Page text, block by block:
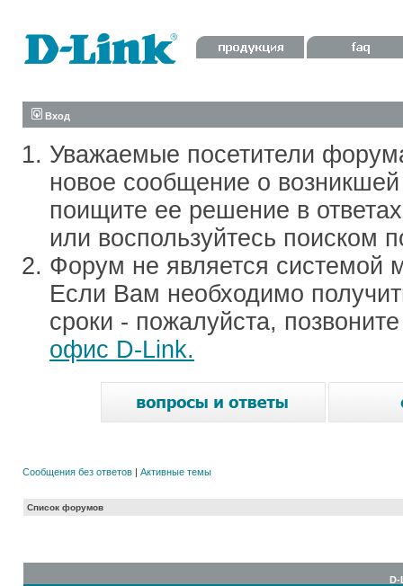
Вход
Уважаемые посетители
новое сообщение о
поищите ее решение в
или воспользуйтесь поиском
Форум не является системой
Если Вам необходимо
сроки - пожалуйста,
офис D-Link.
Сообщения без ответов | Активные темы
Список форумов
D-